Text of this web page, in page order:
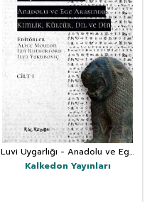
Luvi Uygarlığı - Anadolu ve Ege
Arasında Kimlik, Kültür, Dil ve Din
1. Cilt
Kalkedon Yayınları